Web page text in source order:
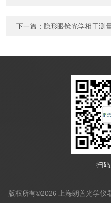
下一篇： 隐形眼镜光学相干测
扫
版权所有©2026 上海朗善光学